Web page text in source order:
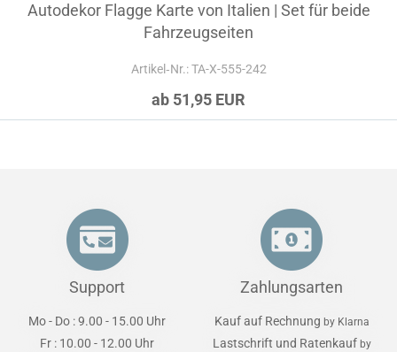
Autodekor Flagge Karte von Italien | Set für beide
Fahrzeugseiten
Artikel‑Nr.: TA-X-555-242
ab 51,95 EUR
Support
Mo - Do : 9.00 - 15.00 Uhr
Fr : 10.00 - 12.00 Uhr
Zahlungsarten
Kauf auf Rechnung by Klarna
Lastschrift und Ratenkauf by